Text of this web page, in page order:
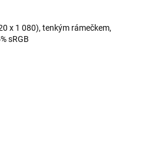
x 1 080), tenkým rámečkem,
sRGB